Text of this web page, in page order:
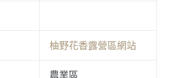
柚野花香露營區網站
農業區